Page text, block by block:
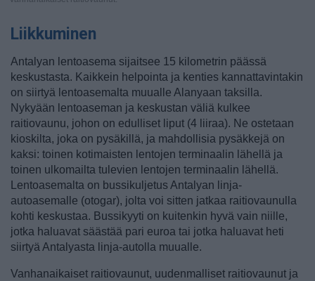
Liikkuminen
Antalyan lentoasema sijaitsee 15 kilometrin päässä
keskustasta. Kaikkein helpointa ja kenties kannattavintakin
on siirtyä lentoasemalta muualle Alanyaan taksilla.
Nykyään lentoaseman ja keskustan väliä kulkee
raitiovaunu, johon on edulliset liput (4 liiraa). Ne ostetaan
kioskilta, joka on pysäkillä, ja mahdollisia pysäkkejä on
kaksi: toinen kotimaisten lentojen terminaalin lähellä ja
toinen ulkomailta tulevien lentojen terminaalin lähellä.
Lentoasemalta on bussikuljetus Antalyan linja-
autoasemalle (otogar), jolta voi sitten jatkaa raitiovaunulla
kohti keskustaa. Bussikyyti on kuitenkin hyvä vain niille,
jotka haluavat säästää pari euroa tai jotka haluavat heti
siirtyä Antalyasta linja-autolla muualle.
Vanhanaikaiset raitiovaunut, uudenmalliset raitiovaunut ja